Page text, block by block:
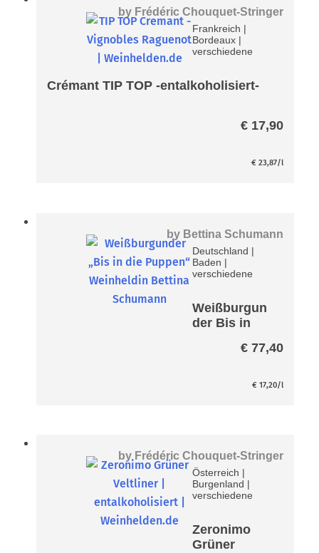
by Frédéric Chouquet-Stringer
Frankreich |
Bordeaux |
verschiedene
Crémant TIP TOP -entalkoholisiert-
€17,90
€ 23,87/l
by Bettina Schumann
Deutschland |
Baden |
verschiedene
Weißburgun
der Bis in
€77,40
€ 17,20/l
by Frédéric Chouquet-Stringer
Österreich |
Burgenland |
verschiedene
Zeronimo
Grüner